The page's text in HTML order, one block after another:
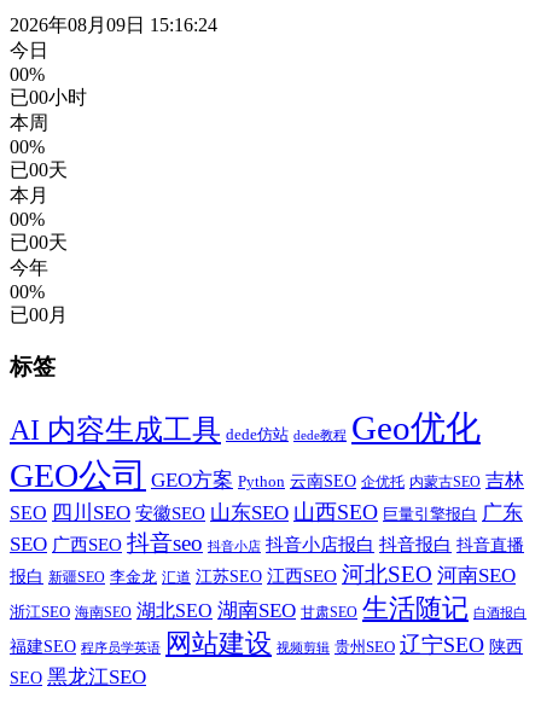
2026年08月09日 15:16:25
今日
00%
已00小时
本周
00%
已00天
本月
00%
已00天
今年
00%
已00月
标签
AI 内容生成工具 dede仿站 dede教程 Geo优化
GEO公司 GEO方案 Python 云南SEO 企优托 内蒙古SEO 吉林
SEO 四川SEO 安徽SEO 山东SEO 山西SEO 巨量引擎报白 广东
SEO 广西SEO 抖音seo 抖音小店 抖音小店报白 抖音报白 抖音直播
报白 新疆SEO 李金龙 汇道 江苏SEO 江西SEO 河北SEO 河南SEO
浙江SEO 海南SEO 湖北SEO 湖南SEO 甘肃SEO 生活随记 白酒报白
福建SEO 程序员学英语 网站建设 视频剪辑 贵州SEO 辽宁SEO 陕西
SEO 黑龙江SEO